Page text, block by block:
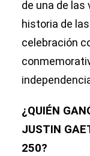
de una de las
historia de
celebración
¿QUIÉN
JUSTIN
250?